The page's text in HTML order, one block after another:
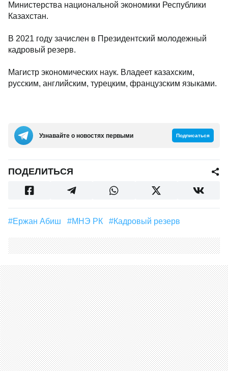
Министерства национальной экономики Республики
Казахстан.
В 2021 году зачислен в Президентский молодежный
кадровый резерв.
Магистр экономических наук. Владеет казахским,
русским, английским, турецким, французским языками.
Узнавайте о новостях первыми Подписаться
ПОДЕЛИТЬСЯ
#Ержан Абиш #МНЭ РК #кадровый резерв